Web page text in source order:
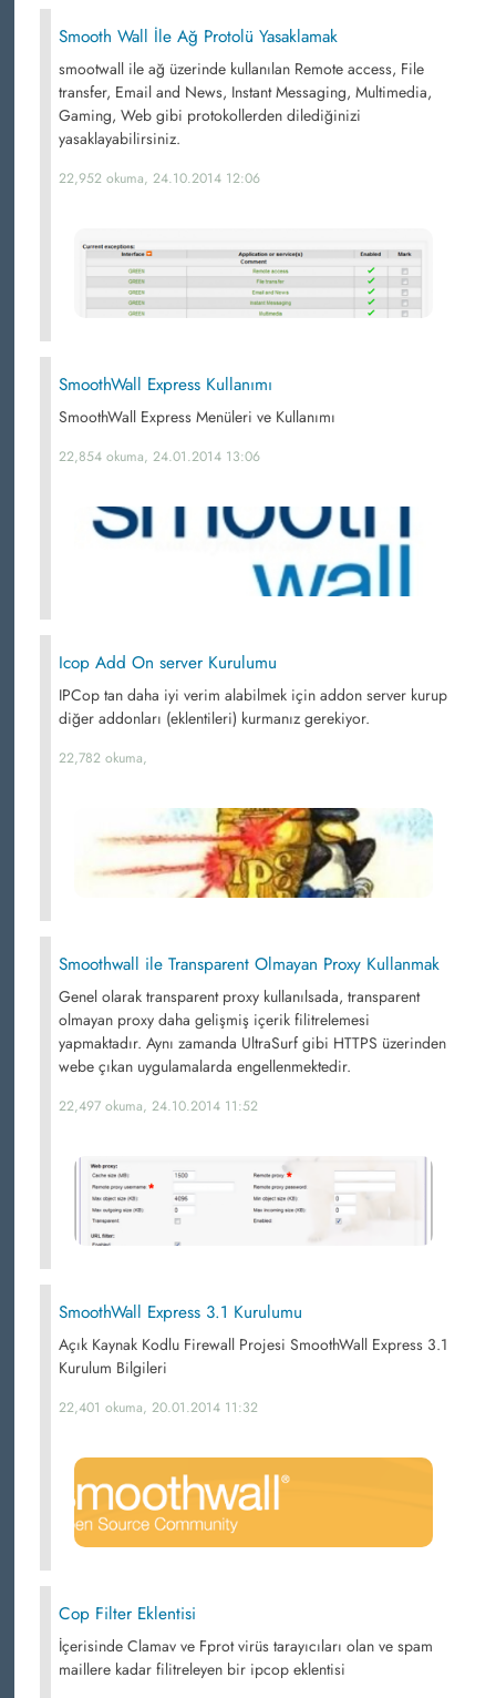
Smooth Wall İle Ağ Protolü Yasaklamak
smootwall ile ağ üzerinde kullanılan Remote access, File
transfer, Email and News, Instant Messaging, Multimedia,
Gaming, Web gibi protokollerden dilediğinizi
yasaklayabilirsiniz.
22,952 okuma, 24.10.2014 12:06
SmoothWall Express Kullanımı
SmoothWall Express Menüleri ve Kullanımı
22,854 okuma, 24.01.2014 13:06
Icop Add On server Kurulumu
IPCop tan daha iyi verim alabilmek için addon server kurup
diğer addonları (eklentileri) kurmanız gerekiyor.
22,782 okuma,
Smoothwall ile Transparent Olmayan Proxy Kullanmak
Genel olarak transparent proxy kullanılsada, transparent
olmayan proxy daha gelişmiş içerik filitrelemesi
yapmaktadır. Aynı zamanda UltraSurf gibi HTTPS üzerinden
webe çıkan uygulamalarda engellenmektedir.
22,497 okuma, 24.10.2014 11:52
SmoothWall Express 3.1 Kurulumu
Açık Kaynak Kodlu Firewall Projesi SmoothWall Express 3.1
Kurulum Bilgileri
22,401 okuma, 20.01.2014 11:32
Cop Filter Eklentisi
İçerisinde Clamav ve Fprot virüs tarayıcıları olan ve spam
maillere kadar filitreleyen bir ipcop eklentisi